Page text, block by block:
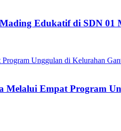
Edukatif di SDN
Empat Program